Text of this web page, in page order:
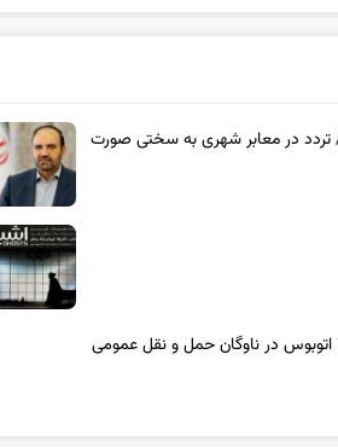
تردد در معابر شهری به سختی صورت
جایگزینی ۱۷۰۰ تاکسی و ۲۰۰ اتوبوس در ناوگان حمل و نقل عمومی